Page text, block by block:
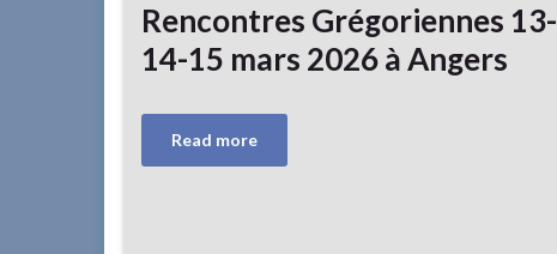
Rencontres Grégoriennes 13-
14-15 mars 2026 à Angers
Read more